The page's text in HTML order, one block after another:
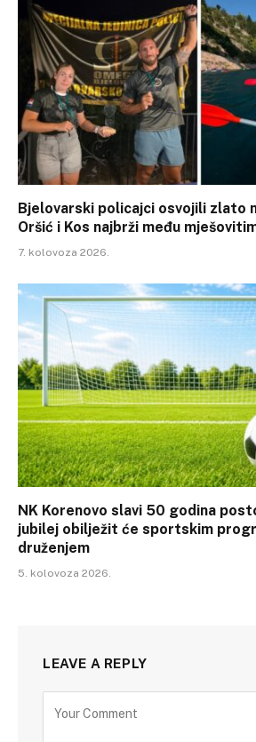
Bjelovarski policajci osvojili zlato
Oršić i Kos najbrži među
7. kolovoza 2026.
NK Korenovo slavi 50 godina
jubilej obilježit će sportskim
druženjem
5. kolovoza 2026.
LEAVE A REPLY